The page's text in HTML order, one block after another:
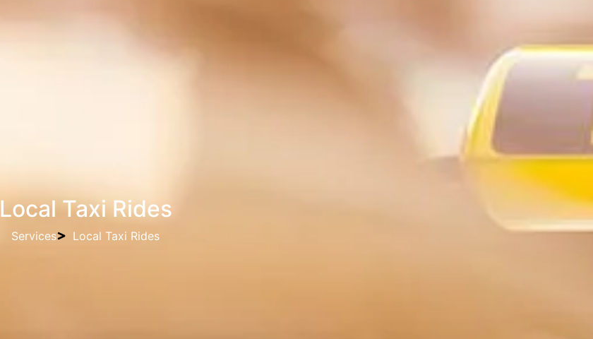
Local Taxi Rides
Services Local Taxi Rides